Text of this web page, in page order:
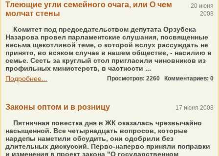
Тлеющие угли семейного очага, или О чем
молчат стены
20 июня
2008
Комитет под председательством депутата Орзубека
Назарова провел парламентские слушания, посвященные
весьма щекотливой теме, о которой вслух рассуждать не
принято, во всяком случае в нашем обществе, - насилию в
семье. Сесть за круглый стол пригласили чиновников из
профильных министерств, в частности ...
Подробнее...
Просмотров: 2260 Комментариев: 0
Законы оптом и в розницу 17 июня 2008
Пятничная повестка дня в ЖК оказалась чрезвычайно
насыщенной. Все четырнадцать вопросов, которые
нардепы наметили обсудить, они одобрили без
длительных дискуссий. Перво-наперво приняли поправки
и изменения в проект закона "О государственном